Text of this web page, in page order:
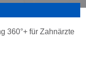
360°+ für Zahnärzte